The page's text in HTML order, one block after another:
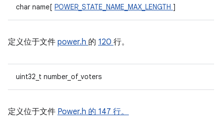
char name[ POWER_STATE_NAME_MAX_LENGTH ]
定义位于文件 power.h 的 120 行。
uint32_t number_of_voters
定义位于文件 Power.h 的 147 行。